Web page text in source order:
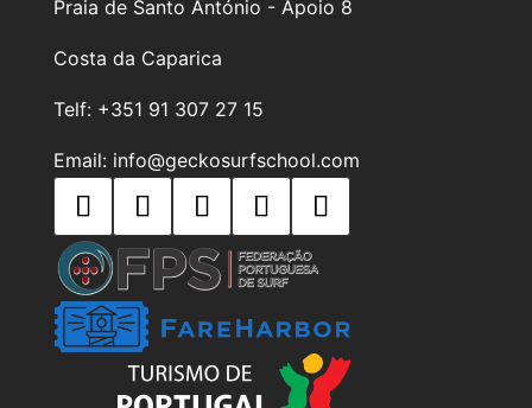
Praia de Santo António - Apoio 8
Costa da Caparica
Telf: +351 91 307 27 15
Email: info@geckosurfschool.com